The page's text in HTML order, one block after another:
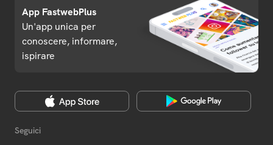
App FastwebPlus
Un'app unica per
conoscere, informare,
ispirare
Seguici